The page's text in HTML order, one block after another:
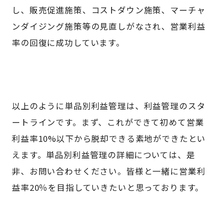
し、販売促進施策、コストダウン施策、マーチャ
ンダイジング施策等の見直しがなされ、営業利益
率の回復に成功しています。
以上のように単品別利益管理は、利益管理のスタ
ートラインです。まず、これができて初めて営業
利益率10%以下から脱却できる素地ができたとい
えます。単品別利益管理の詳細については、是
非、お問い合わせください。皆様と一緒に営業利
益率20％を目指していきたいと思っております。